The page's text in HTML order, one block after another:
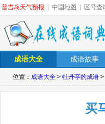
普吉岛天气预报 中国地图 区号查
成语大全 成语故事
位置： 成语大全 > 牡丹亭的成语 >
买